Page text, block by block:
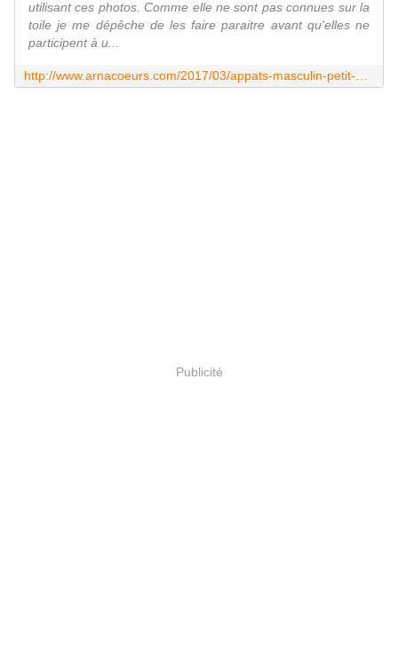
utilisant ces photos. Comme elle ne sont pas connues sur la
toile je me dépêche de les faire paraitre avant qu'elles ne
participent à u...
Publicité